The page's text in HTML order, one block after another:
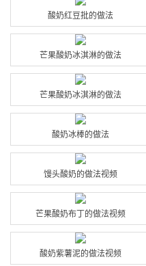
酸奶红豆批的做法
芒果酸奶冰淇淋的做法
芒果酸奶冰淇淋的做法
酸奶冰棒的做法
馒头酸奶的做法视频
芒果酸奶布丁的做法视频
酸奶紫薯泥的做法视频